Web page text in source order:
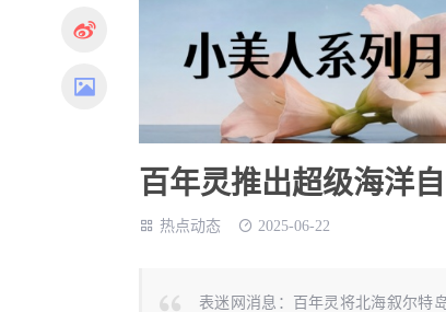
百年灵推出超级海洋
热点动态 2025-06-22
表迷网消息：百年灵将北海叙尔特